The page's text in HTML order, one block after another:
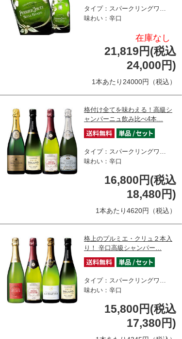
タイプ：スパークリングワ…
味わい：辛口
在庫なし
21,819円(税込
24,000円)
1本あたり24000円（税込）
格付け全てを味わえる！高級シ
ャンパーニュ飲み比べ4本…
タイプ：スパークリングワ…
味わい：辛口
16,800円(税込
18,480円)
1本あたり4620円（税込）
格上のプルミエ・クリュ２本入
り！ 辛口高級シャンパー…
タイプ：スパークリングワ…
味わい：辛口
15,800円(税込
17,380円)